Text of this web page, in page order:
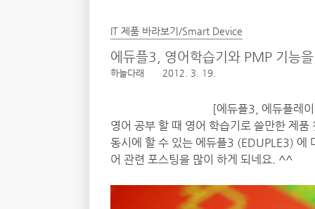
IT 제품 바라보기/Smart Device
에듀플3, 영어학습기와 PMP 기능
하늘다래 2012. 3. 19.
[에듀플3, 에듀플레
영어 공부 할 때 영어 학습기로 쓸만한 제
동시에 할 수 있는 에듀플3 (EDUPLE3) 에
어 관련 포스팅을 많이 하게 되네요. ^^